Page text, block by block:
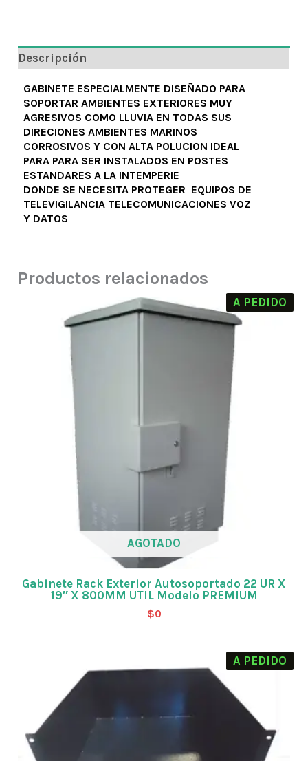
Descripción
GABINETE ESPECIALMENTE DISEÑADO PARA
SOPORTAR AMBIENTES EXTERIORES MUY
AGRESIVOS COMO LLUVIA EN TODAS SUS
DIRECIONES AMBIENTES MARINOS
CORROSIVOS Y CON ALTA POLUCION IDEAL
PARA PARA SER INSTALADOS EN POSTES
ESTANDARES A LA INTEMPERIE
DONDE SE NECESITA PROTEGER EQUIPOS DE
TELEVIGILANCIA TELECOMUNICACIONES VOZ
Y DATOS
Productos relacionados
A PEDIDO
AGOTADO
Gabinete Rack Exterior Autosoportado 22 UR X
19″ X 800MM UTIL Modelo PREMIUM
$0
A PEDIDO